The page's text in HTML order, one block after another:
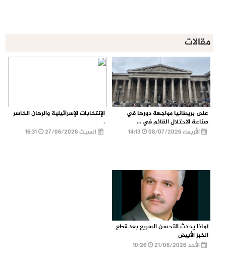
مقالات
على بريطانيا مواجهة دورها في
صناعة الاحتلال القائم في ...
الأربعاء 08/07/2026
الإنتخابات الإسرائيلية والرهان الخاسر
.
السبت 27/06/2026
16:31
لماذا يحدث التحسن السريع بعد قطع
الخبز الأبيض
الأحد 21/06/2026